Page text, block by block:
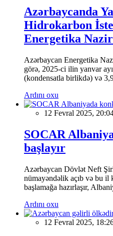
Azərbaycanda
Hidrokarbon
Energetika
Azərbaycan Energetika
görə, 2025-ci ilin yanvar
(kondensatla birlikdə) və
Ardını oxu
12 Fevral 2025,
SOCAR
başlayır
Azərbaycan Dövlət Neft
nümayəndəlik açıb və bu il
başlamağa hazırlaşır,
Ardını oxu
12 Fevral 2025,